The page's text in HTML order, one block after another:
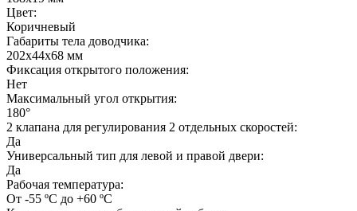
Цвет:
Коричневый
Габариты тела доводчика:
202х44х68 мм
Фиксация открытого положения:
Нет
Максимальный угол открытия:
180°
2 клапана для регулирования 2 отдельных скоростей:
Да
Универсальный тип для левой и правой двери:
Да
Рабочая температура:
От -55 ºС до +60 ºС